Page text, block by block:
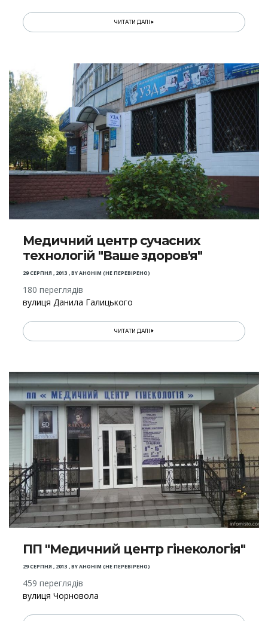
ЧИТАТИ ДАЛІ
Медичний центр сучасних
технологій "Ваше здоров'я"
29 СЕРПНЯ , 2013 ,BYАНОНІМ (НЕ ПЕРЕВІРЕНО)
180 переглядів
вулиця Данила Галицького
ЧИТАТИ ДАЛІ
ПП "Медичний центр гінекологія"
29 СЕРПНЯ , 2013 ,BYАНОНІМ (НЕ ПЕРЕВІРЕНО)
459 переглядів
вулиця Чорновола